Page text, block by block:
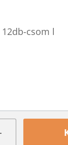
12db-csom l